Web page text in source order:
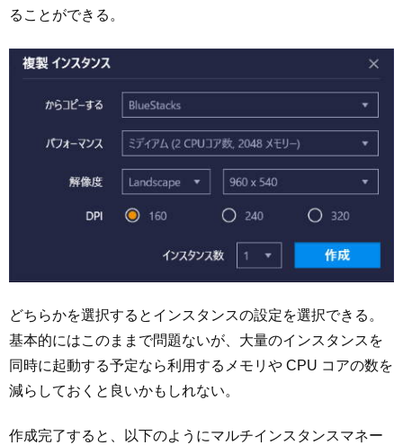
ることができる。
どちらかを選択するとインスタンスの設定を選択できる。
基本的にはこのままで問題ないが、大量のインスタンスを
同時に起動する予定なら利用するメモリや CPU コアの数を
減らしておくと良いかもしれない。
作成完了すると、以下のようにマルチインスタンスマネー